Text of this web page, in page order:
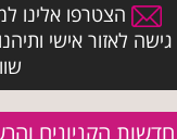
הצטרפו אלינו
גישה לאזור אישי